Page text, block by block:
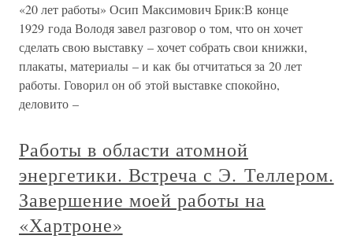
«20 лет работы» Осип Максимович Брик:В конце
1929 года Володя завел разговор о том, что он хочет
сделать свою выставку – хочет собрать свои книжки,
плакаты, материалы – и как бы отчитаться за 20 лет
работы. Говорил он об этой выставке спокойно,
деловито –
Работы в области атомной
энергетики. Встреча с Э. Теллером.
Завершение моей работы на
«Хартроне»